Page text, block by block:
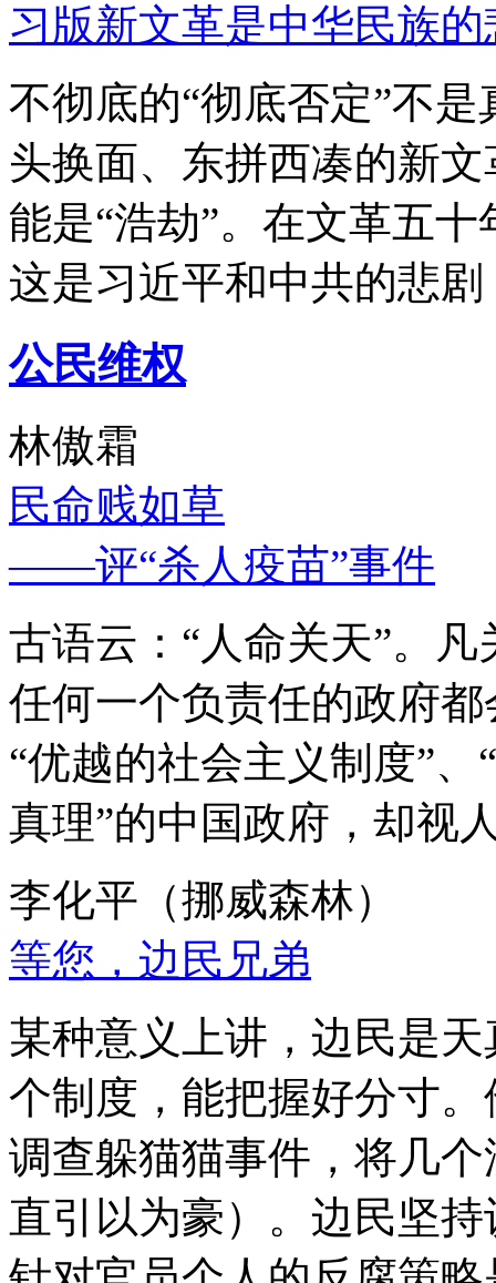
习版新文革是中华民族的
不彻底的“彻底否定”不
头换面、东拼西凑的新
能是“浩劫”。在文革五
这是习近平和中共的悲
公民维权
林傲霜
民命贱如草
——评“杀人疫苗”事件
古语云：“人命关天”。
任何一个负责任的政府
“优越的社会主义制度”
真理”的中国政府，却视
李化平（挪威森林）
等您，边民兄弟
某种意义上讲，边民是
个制度，能把握好分寸
调查躲猫猫事件，将几
直引以为豪）。边民坚